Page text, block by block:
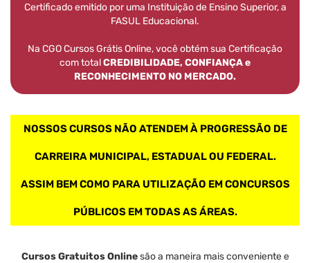
Certificado emitido por uma Instituição de Ensino Superior, a
FASUL Educacional.
Na CGO Cursos Grátis Online, você obtém sua Certificação
com totalCREDIBILIDADE, CONFIANÇA e
RECONHECIMENTO NO MERCADO.
NOSSOS CURSOS NÃO ATENDEM À PROGRESSÃO DE
CARREIRA MUNICIPAL, ESTADUAL OU FEDERAL.
ASSIM BEM COMO PARA UTILIZAÇÃO EM CONCURSOS
PÚBLICOS EM TODAS AS ÁREAS.
Cursos Gratuitos Onlinesão a maneira mais conveniente e